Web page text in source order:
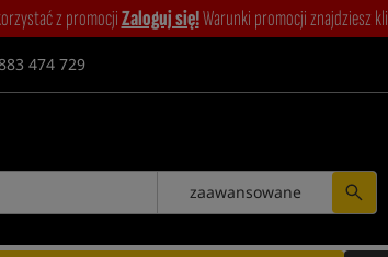
z promocjiZaloguj się!Warunki promocji znajdziesz
474 729
zaawansowane